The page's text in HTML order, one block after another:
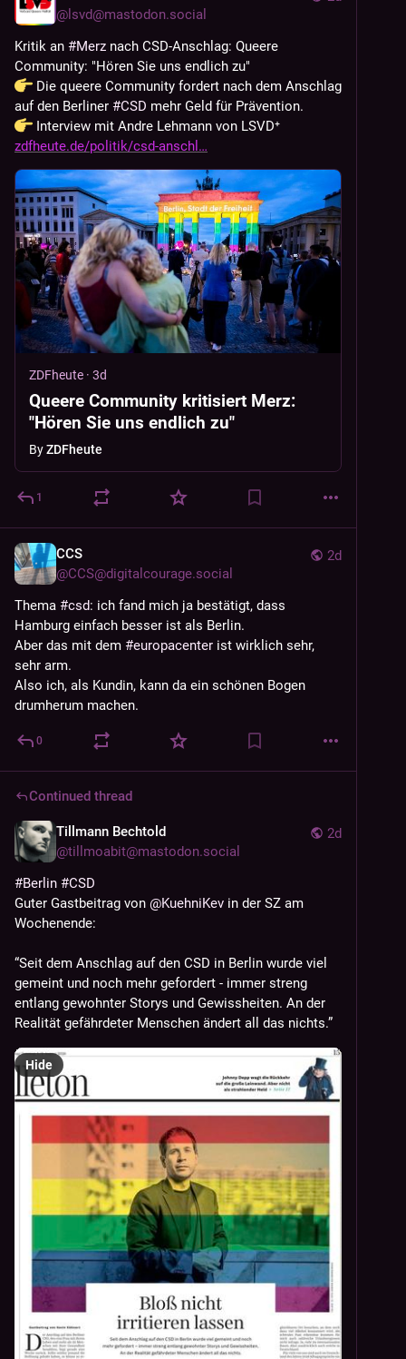
@ lsvd@mastodon.social
Kritik an #Merz nach CSD-Anschlag: Queere
Community: "Hören Sie uns endlich zu"
Die queere Community fordert nach dem Anschlag
auf den Berliner #CSD mehr Geld für Prävention.
Interview mit Andre Lehmann von LSVD⁺
zdfheute.de/politik/csd-anschl
ZDFheute · 3d
Queere Community kritisiert Merz:
"Hören Sie uns endlich zu"
ByZDFheute
1
2d
CCS
@CCS@digitalcourage.social
Thema #csd: ich fand mich ja bestätigt, dass
Hamburg einfach besser ist als Berlin.
Aber das mit dem #europacenter ist wirklich sehr,
sehr arm.
Also ich, als Kundin, kann da ein schönen Bogen
drumherum machen.
0
Continued thread
2d
Tillmann Bechtold
@tillmoabit@mastodon.social
#Berlin #CSD
Guter Gastbeitrag von @KuehniKev in der SZ am
Wochenende:
“Seit dem Anschlag auf den CSD in Berlin wurde viel
gemeint und noch mehr gefordert - immer streng
entlang gewohnter Storys und Gewissheiten. An der
Realität gefährdeter Menschen ändert all das nichts.”
Hide